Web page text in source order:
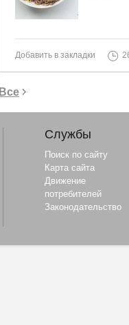
Добавить в закладки
Все
Службы
Поиск по сайту
Карта сайта
Движение
потребителей
Законодательство